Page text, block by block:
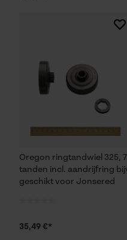
Oregon ringtandwiel 325, 7
tanden incl. aandrijfring
geschikt voor Jonsered
35,49 €*
Loop54
Geo-IP
Google